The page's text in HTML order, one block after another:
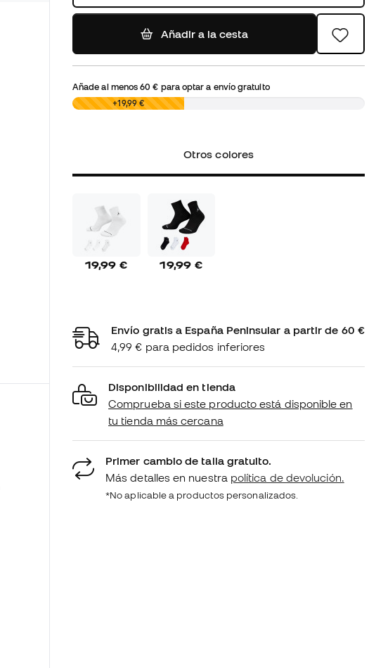
Añadir a la cesta
Añade al menos60 € para optar a envío gratuito
0,00 € +19,99 €
Otros colores
19,99 € 19,99 €
Envío gratis a España Peninsular a partir de 60 €
4,99 € para pedidos inferiores
Disponibilidad en tienda
Comprueba si este producto está disponible en
tu tienda más cercana
Primer cambio de talla gratuito.
Más detalles en nuestra política de devolución.
*No aplicable a productos personalizados.